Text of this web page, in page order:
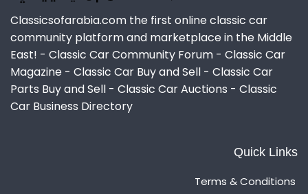
Classicsofarabia.com the first online classic car
community platform and marketplace in the Middle
East! - Classic Car Community Forum - Classic Car
Magazine - Classic Car Buy and Sell - Classic Car
Parts Buy and Sell - Classic Car Auctions - Classic
Car Business Directory
Quick Links
Terms & Conditions